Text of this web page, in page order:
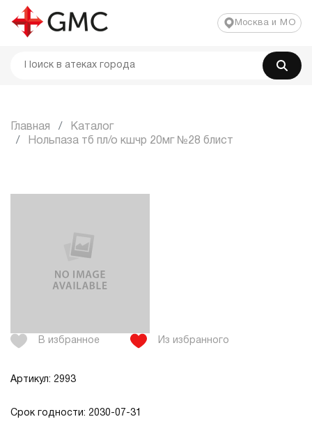
Москва и МО
Главная
Каталог
Нольпаза тб пл/о кшчр 20мг №28 блист
В избранное Из избранного
Артикул: 2993
Срок годности: 2030-07-31